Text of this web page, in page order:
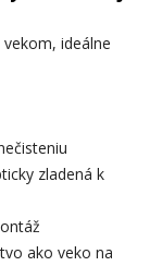
ideálne
zladená k
ako veko na